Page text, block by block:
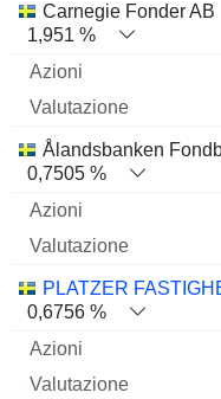
Carnegie Fonder AB
1,951 %
Ålandsbanken
0,7505 %
PLATZER
0,6756 %